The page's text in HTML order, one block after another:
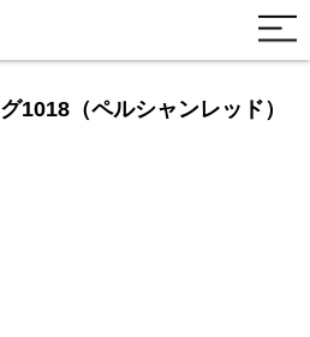
1018（ペルシャンレッド）